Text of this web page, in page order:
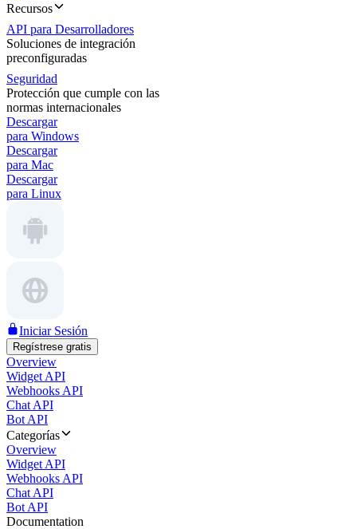
Recursos
API para Desarrolladores
Soluciones de integración
preconfiguradas
Seguridad
Protección que cumple con las
normas internacionales
Descargar
para Windows
Descargar
para Mac
Descargar
para Linux
Iniciar Sesión
Regístrese gratis
Overview
Widget API
Webhooks API
Chat API
Bot API
Categorías
Overview
Widget API
Webhooks API
Chat API
Bot API
Documentation